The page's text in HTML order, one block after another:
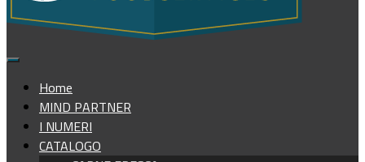
Home
MIND PARTNER
I NUMERI
CATALOGO